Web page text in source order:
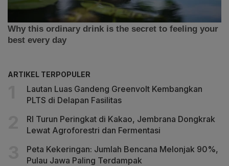
ARTIKEL TERPOPULER
Lautan Luas Gandeng Greenvolt Kembangkan
PLTS di Delapan Fasilitas
RI Turun Peringkat di Kakao, Jembrana Dongkrak
Lewat Agroforestri dan Fermentasi
Peta Kekeringan: Jumlah Bencana Melonjak 90%,
Pulau Jawa Paling Terdampak